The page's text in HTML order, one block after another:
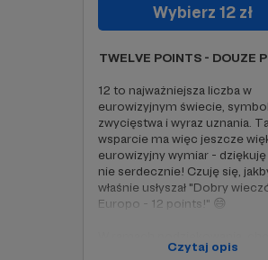
Wybierz 12 zł
TWELVE POINTS - DOUZE
12 to najważniejsza liczba w
eurowizyjnym świecie, symbol
zwycięstwa i wyraz uznania.
wsparcie ma więc jeszcze
eurowizyjny wymiar - dziękuję
nie serdecznie! Czuję się,
właśnie usłyszał "Dobry
Europo - 12 points!" 😄
umieścić Twoje imię i
Czytaj opis